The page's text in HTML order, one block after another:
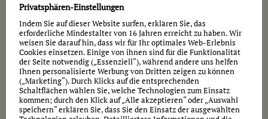
Möchten Sie einen eventuellen
Ausweichtermin
angeben?
Mitteilung
Privatsphären-Einstellungen
Indem Sie auf dieser Website surfen, erklären Sie, das
erforderliche Mindestalter von 16 Jahren erreicht zu haben. Wir
weisen Sie darauf hin, dass wir für Ihr optimales Web-Erlebnis
Cookies einsetzen. Einige von ihnen sind für die Funktionalität
der Seite notwendig („Essenziell“), während andere uns helfen
Ihnen personalisierte Werbung von Dritten zeigen zu können
(„Marketing“). Durch Klicks auf die entsprechenden
Schaltflächen wählen Sie, welche Technologien zum Einsatz
kommen; durch den Klick auf „Alle akzeptieren“ oder „Auswahl
speichern“ erklären Sie, dass Sie den Einsatz der ausgewählten